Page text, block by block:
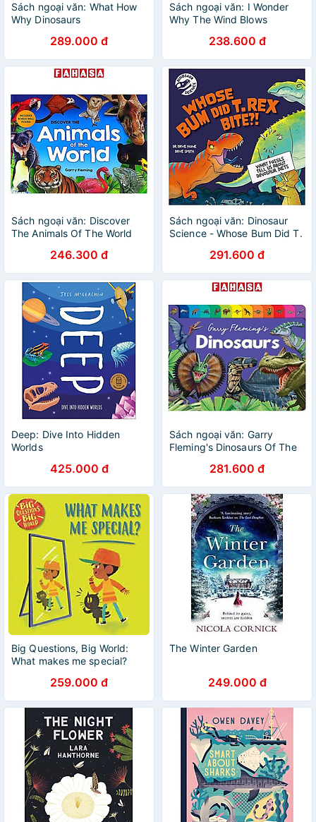
Sách ngoại văn: What How
Why Dinosaurs
289.000 đ
Sách ngoại văn: I Wonder
Why The Wind Blows
238.600 đ
Sách ngoại văn: Discover
The Animals Of The World
246.300 đ
Sách ngoại văn: Dinosaur
Science - Whose Bum Did T.
291.600 đ
Deep: Dive Into Hidden
Worlds
425.000 đ
Sách ngoại văn: Garry
Fleming's Dinosaurs Of The
Board Book281.600 đ
Big Questions, Big World:
What makes me special?
259.000 đ
The Winter Garden
249.000 đ